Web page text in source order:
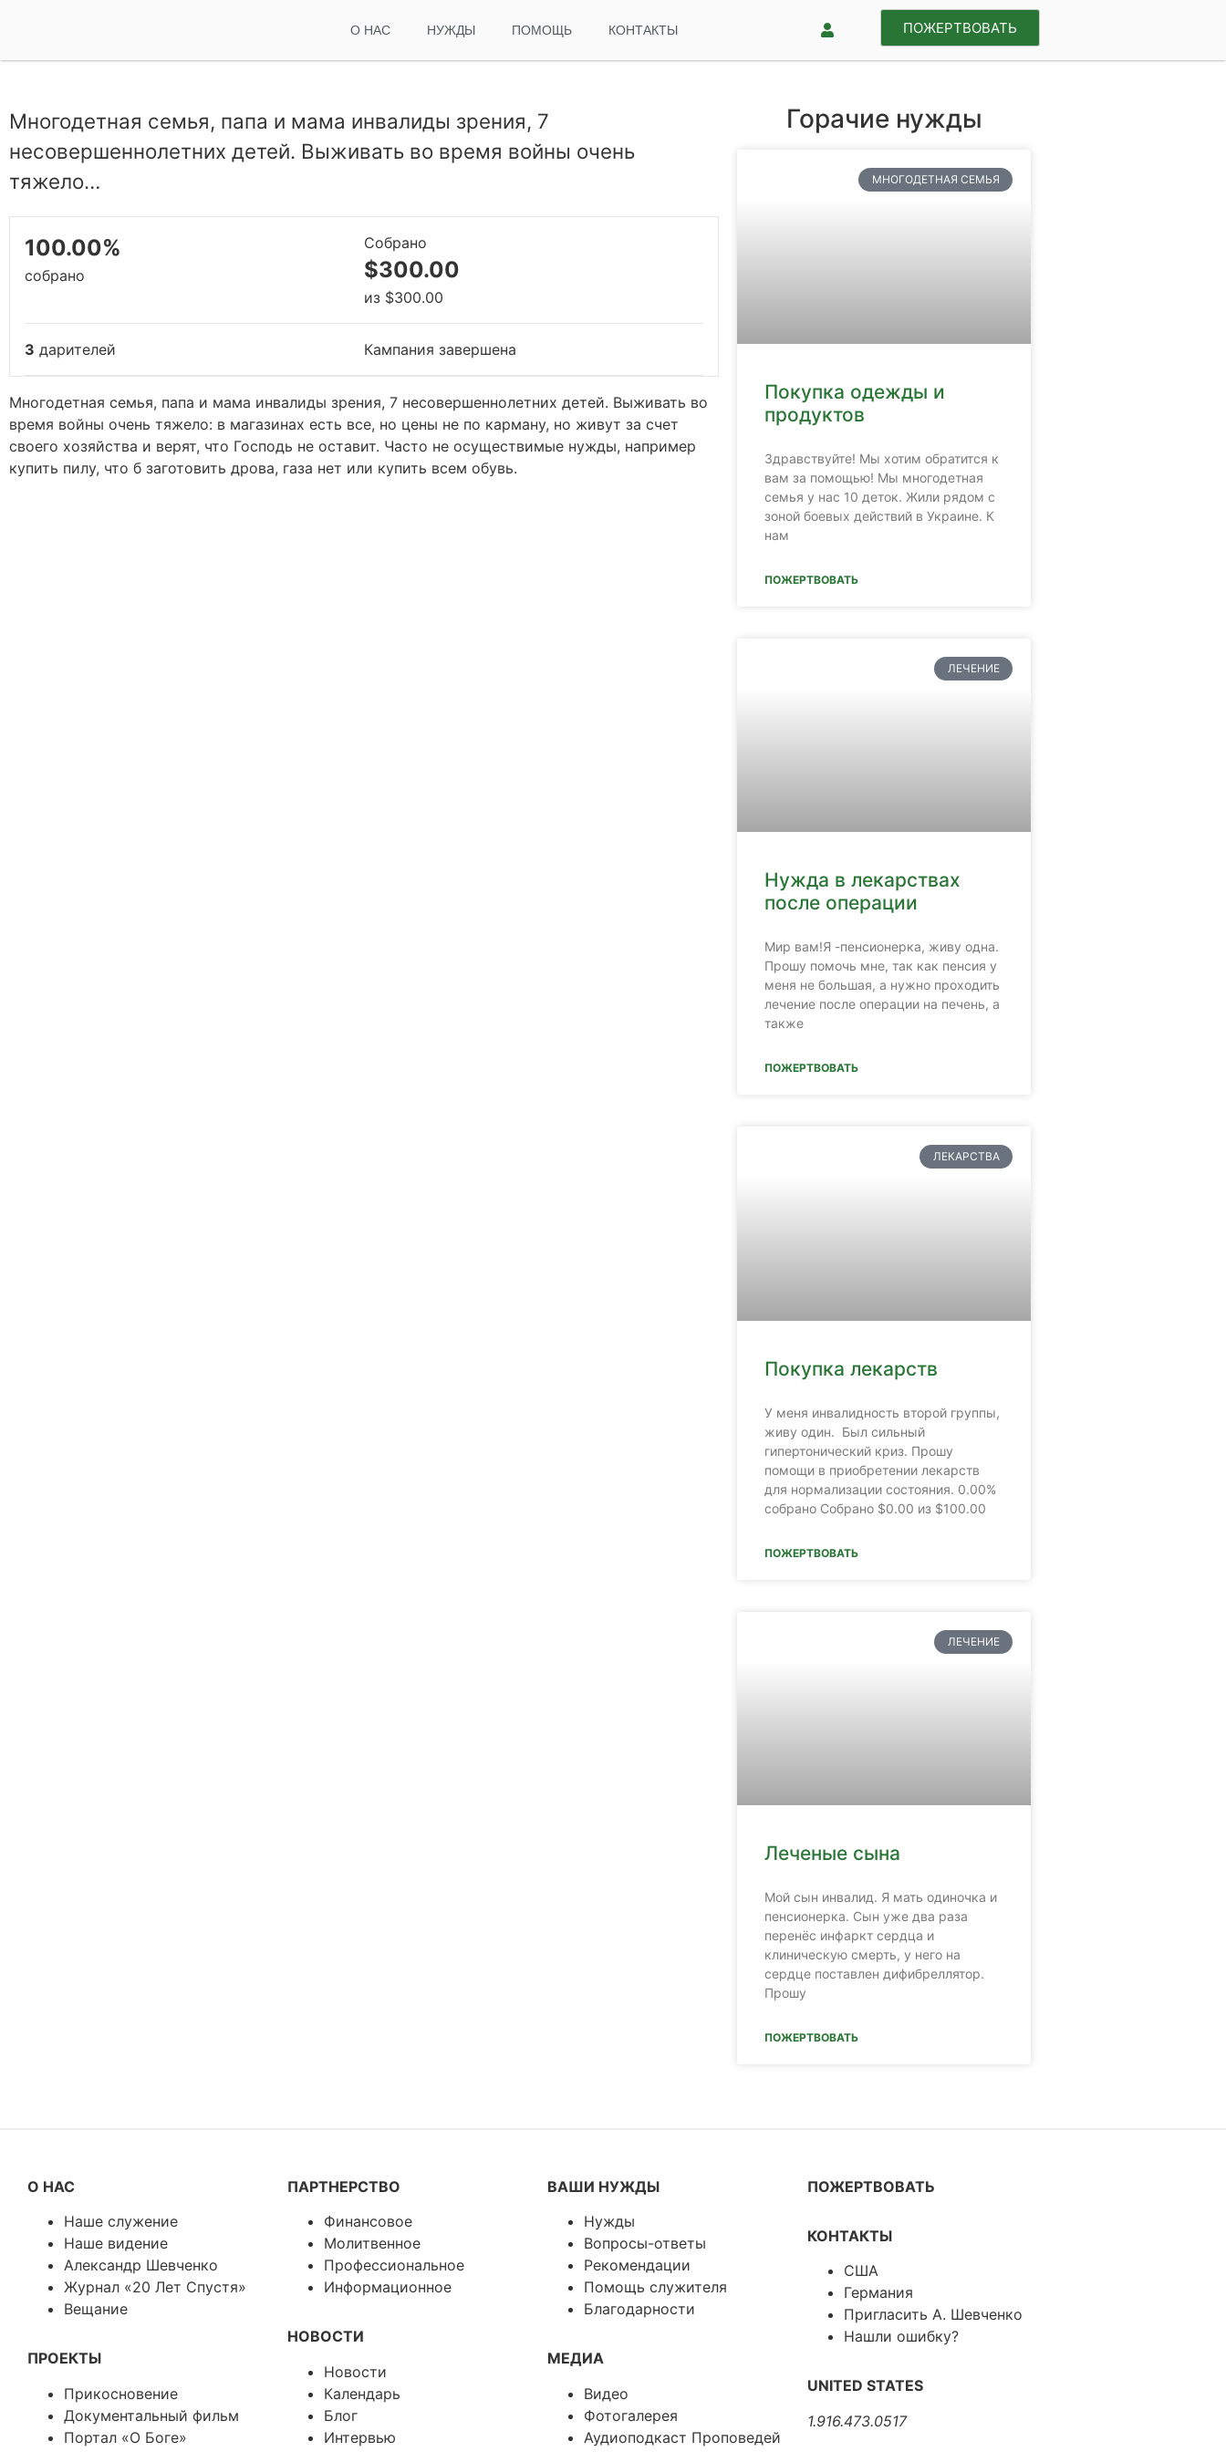
О НАС НУЖДЫ ПОМОЩЬ КОНТАКТЫ ПОЖЕРТВОВАТЬ
Многодетная семья, папа и мама инвалиды зрения, 7
несовершеннолетних детей. Выживать во время войны очень
тяжело…
100.00%
собрано
Собрано
$300.00
из $300.00
3 дарителей Кампания завершена
Многодетная семья, папа и мама инвалиды зрения, 7 несовершеннолетних детей. Выживать во
время войны очень тяжело: в магазинах есть все, но цены не по карману, но живут за счет
своего хозяйства и верят, что Господь не оставит. Часто не осуществимые нужды, например
купить пилу, что б заготовить дрова, газа нет или купить всем обувь.
Горачие нужды
МНОГОДЕТНАЯ СЕМЬЯ
Покупка одежды и
продуктов
Здравствуйте! Мы хотим обратится к
вам за помощью! Мы многодетная
семья у нас 10 деток. Жили рядом с
зоной боевых действий в Украине. К
нам
ПОЖЕРТВОВАТЬ
ЛЕЧЕНИЕ
Нужда в лекарствах
после операции
Мир вам!Я -пенсионерка, живу одна.
Прошу помочь мне, так как пенсия у
меня не большая, а нужно проходить
лечение после операции на печень, а
также
ПОЖЕРТВОВАТЬ
ЛЕКАРСТВА
Покупка лекарств
У меня инвалидность второй группы,
живу один. Был сильный
гипертонический криз. Прошу
помощи в приобретении лекарств
для нормализации состояния. 0.00%
собрано Собрано $0.00 из $100.00
ПОЖЕРТВОВАТЬ
ЛЕЧЕНИЕ
Леченые сына
Мой сын инвалид. Я мать одиночка и
пенсионерка. Сын уже два раза
перенёс инфаркт сердца и
клиническую смерть, у него на
сердце поставлен дифибреллятор.
Прошу
ПОЖЕРТВОВАТЬ
О НАС
Наше служение
Наше видение
Александр Шевченко
Журнал «20 Лет Спустя»
Вещание
ПРОЕКТЫ
Прикосновение
Документальный фильм
Портал «О Боге»
ПАРТНЕРСТВО
Финансовое
Молитвенное
Профессиональное
Информационное
НОВОСТИ
Новости
Календарь
Блог
Интервью
ВАШИ НУЖДЫ
Нужды
Вопросы-ответы
Рекомендации
Помощь служителя
Благодарности
МЕДИА
Видео
Фотогалерея
Аудиоподкаст Проповедей
ПОЖЕРТВОВАТЬ
КОНТАКТЫ
США
Германия
Пригласить А. Шевченко
Нашли ошибку?
UNITED STATES
1.916.473.0517